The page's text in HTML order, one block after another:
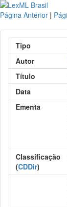
Página Anterior |
Tipo
Autor
Título
Data
Ementa
Classificação
(CDDir)